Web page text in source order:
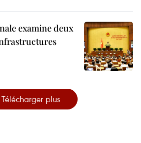
examine deux
Télécharger plus